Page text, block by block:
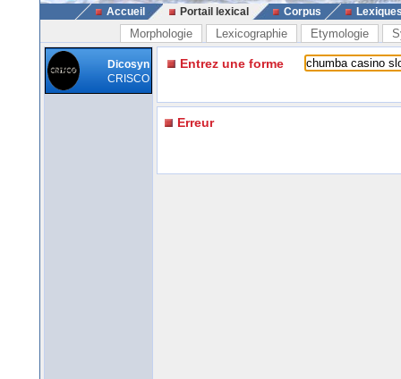
Accueil Portail lexical Corpus
Morphologie Lexicographie Etymologie
Dicosyn
CRISCO
Entrez une forme
Erreur